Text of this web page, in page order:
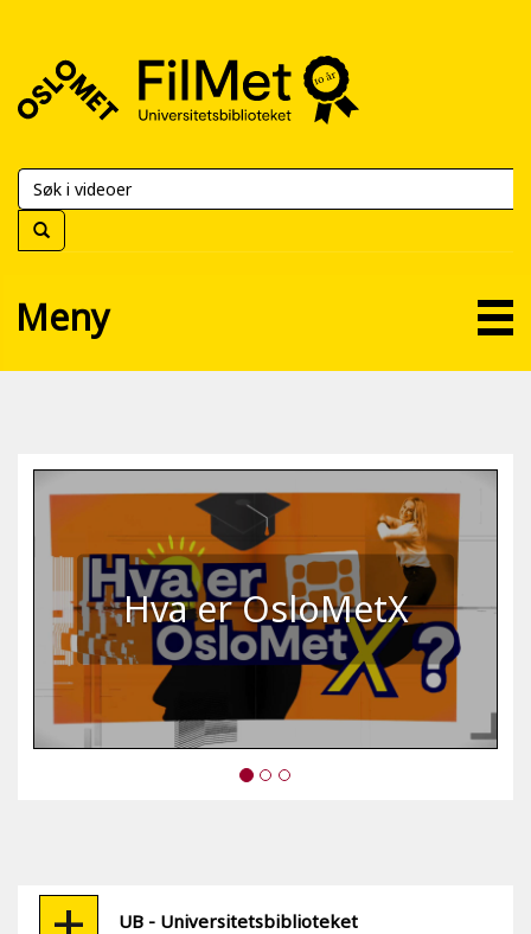
FilMet
Universitetsbiblioteket
Meny
Hva er OsloMetX
UB - Universitetsbiblioteket